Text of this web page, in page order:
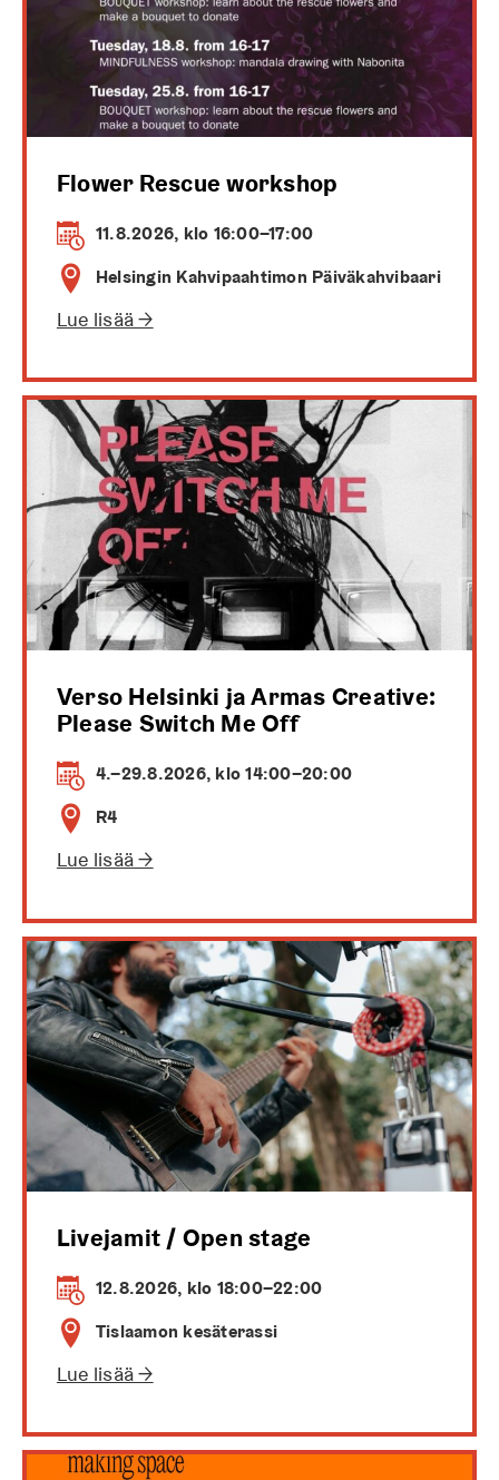
Flower Rescue workshop
11.8.2026, klo 16:00–17:00
Helsingin Kahvipaahtimon Päiväkahvibaari
Lue lisää →
Verso Helsinki ja Armas Creative:
Please Switch Me Off
4.–29.8.2026, klo 14:00–20:00
R4
Lue lisää →
Livejamit / Open stage
12.8.2026, klo 18:00–22:00
Tislaamon kesäterassi
Lue lisää →